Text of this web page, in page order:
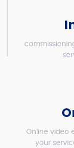
Online video
your